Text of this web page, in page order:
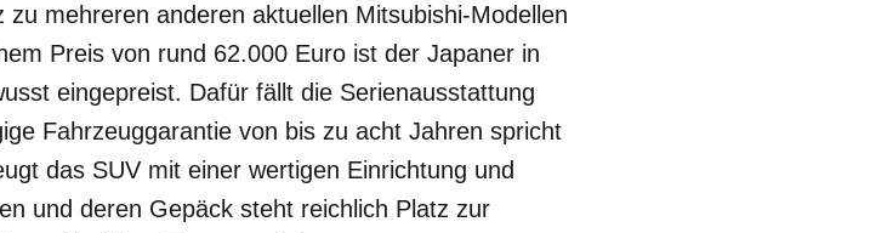
mehreren anderen aktuellen Mitsubishi-Modellen
Preis von rund 62.000 Euro ist der Japaner in
eingepreist. Dafür fällt die Serienausstattung
Fahrzeuggarantie von bis zu acht Jahren spricht
das SUV mit einer wertigen Einrichtung und
und deren Gepäck steht reichlich Platz zur